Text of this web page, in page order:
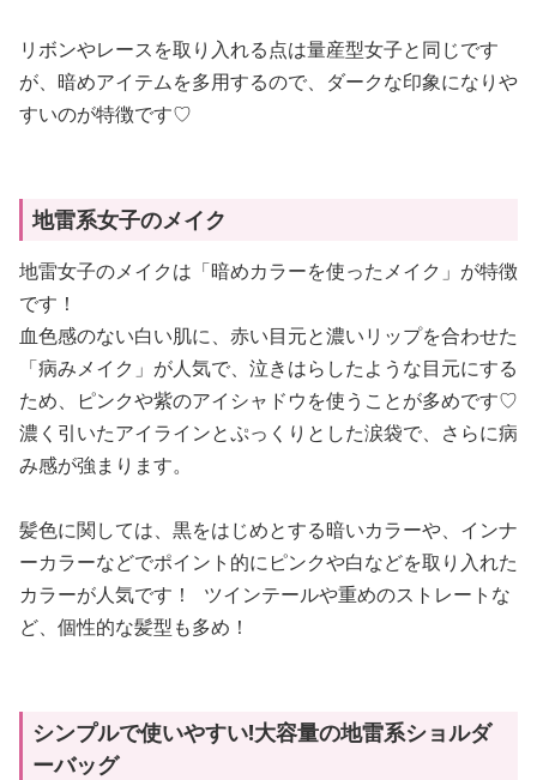
リボンやレースを取り入れる点は量産型女子と同じです
が、暗めアイテムを多用するので、ダークな印象になりや
すいのが特徴です♡
地雷系女子のメイク
地雷女子のメイクは「暗めカラーを使ったメイク」が特徴
です！
血色感のない白い肌に、赤い目元と濃いリップを合わせた
「病みメイク」が人気で、泣きはらしたような目元にする
ため、ピンクや紫のアイシャドウを使うことが多めです♡
濃く引いたアイラインとぷっくりとした涙袋で、さらに病
み感が強まります。
髪色に関しては、黒をはじめとする暗いカラーや、インナ
ーカラーなどでポイント的にピンクや白などを取り入れた
カラーが人気です！ ツインテールや重めのストレートな
ど、個性的な髪型も多め！
シンプルで使いやすい!大容量の地雷系ショルダ
ーバッグ